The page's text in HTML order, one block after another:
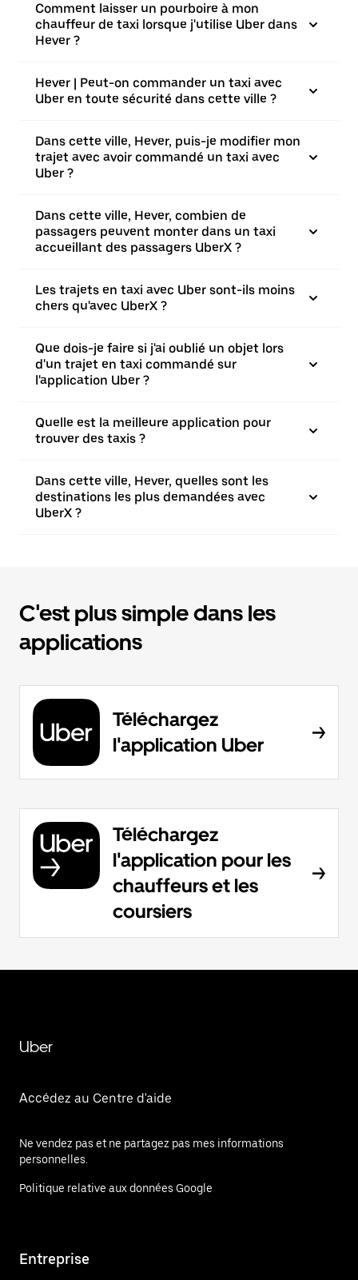
Comment laisser un pourboire à mon
chauffeur de taxi lorsque j'utilise Uber dans
Hever ?
Hever | Peut-on commander un taxi avec
Uber en toute sécurité dans cette ville ?
Dans cette ville, Hever, puis-je modifier mon
trajet avec avoir commandé un taxi avec
Uber ?
Dans cette ville, Hever, combien de
passagers peuvent monter dans un taxi
accueillant des passagers UberX ?
Les trajets en taxi avec Uber sont-ils moins
chers qu'avec UberX ?
Que dois-je faire si j'ai oublié un objet lors
d'un trajet en taxi commandé sur
l'application Uber ?
Quelle est la meilleure application pour
trouver des taxis ?
Dans cette ville, Hever, quelles sont les
destinations les plus demandées avec
UberX ?
C'est plus simple dans les
applications
Téléchargez
l'application Uber
Téléchargez
l'application pour les
chauffeurs et les
coursiers
Uber
Accédez au Centre d'aide
Ne vendez pas et ne partagez pas mes informations
personnelles.
Politique relative aux données Google
Entreprise